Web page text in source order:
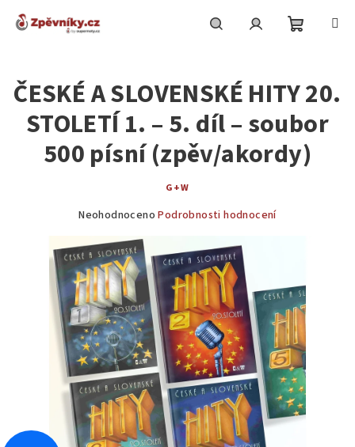
košík
ČESKÉ A SLOVENSKÉ HITY 20.
STOLETÍ 1. – 5. díl – soubor
500 písní (zpěv/akordy)
G+W
Průměrné
produktu
je
0,0
z
5
hvězdiček.
Neohodnoceno Podrobnosti hodnocení